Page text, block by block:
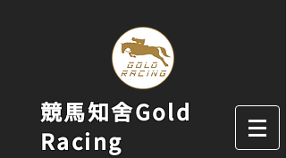
競馬知舍Gold
Racing